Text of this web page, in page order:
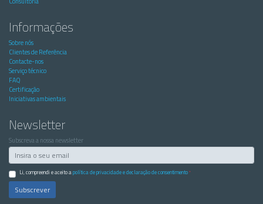
Informações
Sobre nós
Clientes de Referência
Contacte-nos
Serviço técnico
FAQ
Certificação
Iniciativas ambientais
Newsletter
Subscreva a nossa newsletter
Li, compreendi e aceito apolítica de privacidade e declaração de consentimento*
Subscrever